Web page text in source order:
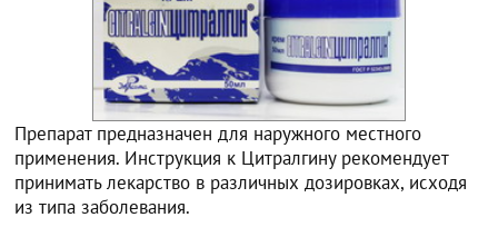
Препарат предназначен для наружного местного
применения. Инструкция к Цитралгину рекомендует
принимать лекарство в различных дозировках, исходя
из типа заболевания.